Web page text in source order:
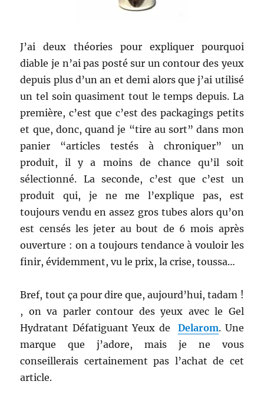
J’ai deux théories pour expliquer pourquoi
diable je n’ai pas posté sur un contour des yeux
depuis plus d’un an et demi alors que j’ai utilisé
un tel soin quasiment tout le temps depuis. La
première, c’est que c’est des packagings petits
et que, donc, quand je “tire au sort” dans mon
panier “articles testés à chroniquer” un
produit, il y a moins de chance qu’il soit
sélectionné. La seconde, c’est que c’est un
produit qui, je ne me l’explique pas, est
toujours vendu en assez gros tubes alors qu’on
est censés les jeter au bout de 6 mois après
ouverture : on a toujours tendance à vouloir les
finir, évidemment, vu le prix, la crise, toussa…
Bref, tout ça pour dire que, aujourd’hui, tadam !
, on va parler contour des yeux avec le Gel
Hydratant Défatiguant Yeux de
Delarom. Une
marque que j’adore, mais je ne vous
conseillerais certainement pas l’achat de cet
article.